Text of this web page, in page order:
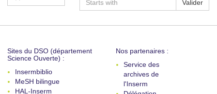
Valider
Sites du DSO (département
Science Ouverte) :
Insermbiblio
MeSH bilingue
HAL-Inserm
Nos partenaires :
Service des
archives de
l'Inserm